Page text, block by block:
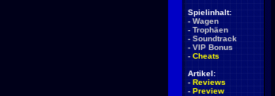
Spielinhalt:
- Wagen
- Trophäen
- Soundtrack
- VIP Bonus
- Cheats
Artikel:
- Reviews
- Preview